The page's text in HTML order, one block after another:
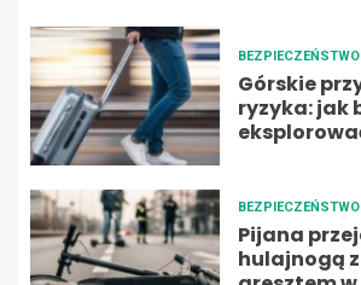
BEZPIECZEŃSTWO
Górskie
ryzyka: jak
BEZPIECZEŃSTWO
Pijana
hulajnogą